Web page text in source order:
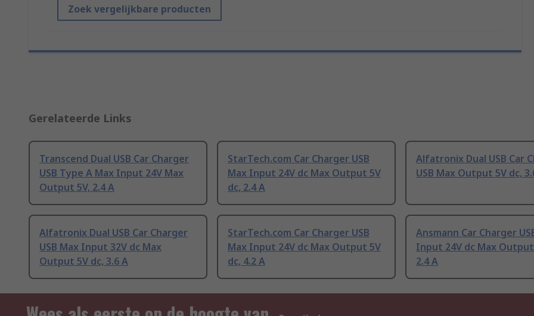
Zoek vergelijkbare producten
Gerelateerde Links
Transcend Dual USB Car Charger
USB Type A Max Input 24V Max
Output 5V, 2.4 A
StarTech.com Car Charger USB
Max Input 24V dc Max Output 5V
dc, 2.4 A
Alfatronix Dual USB Car
USB Max Output 5V dc,
Alfatronix Dual USB Car Charger
USB Max Input 32V dc Max
Output 5V dc, 3.6 A
StarTech.com Car Charger USB
Max Input 24V dc Max Output 5V
dc, 4.2 A
Ansmann Car Charger
Input 24V dc Max Output
2.4 A